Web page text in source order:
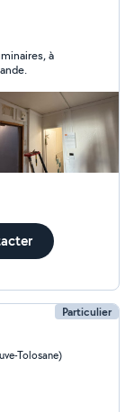
ou
et
pas à me
à
Particulier
Tolosane)